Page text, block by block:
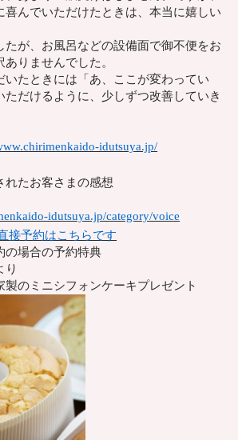
喜んでいただけたときは、本当に嬉しい
が、お風呂などの設備面で御不便をお
りませんでした。
いたときには「あ、ここが変わってい
ただけるように、少しずつ改善していき
idutsuya.jp/
れたお客さまの感想
idutsuya.jp/category/voice
接予約はこちらです
の場合の予約特典
り
のミニシフォンケーキプレゼント